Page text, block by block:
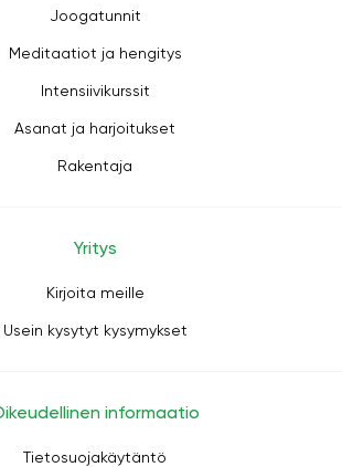
Joogatunnit
Meditaatiot ja hengitys
Intensiivikurssit
Asanat ja harjoitukset
Rakentaja
Yritys
Kirjoita meille
Usein kysytyt kysymykset
informaatio
Tietosuojakäytäntö